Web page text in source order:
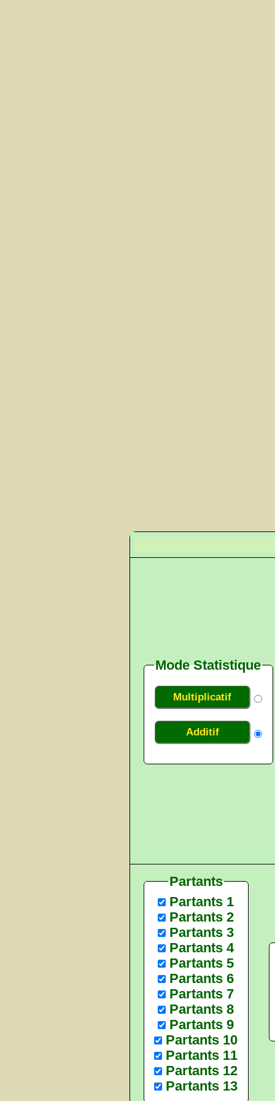
Mode Statistique
Multiplicatif
Additif
Partants
Partants 1
Partants 2
Partants 3
Partants 4
Partants 5
Partants 6
Partants 7
Partants 8
Partants 9
Partants 10
Partants 11
Partants 12
Partants 13